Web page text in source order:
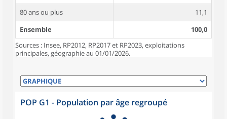
80 ans ou plus
11,1
Ensemble
100,0
Sources : Insee, RP2012, RP2017 et RP2023, exploitations
principales, géographie au 01/01/2026.
POP G1 - Population par âge regroupé